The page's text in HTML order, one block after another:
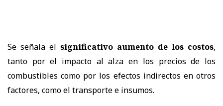
Se señala el significativo aumento de los costos,
tanto por el impacto al alza en los precios de los
combustibles como por los efectos indirectos en otros
factores, como el transporte e insumos.